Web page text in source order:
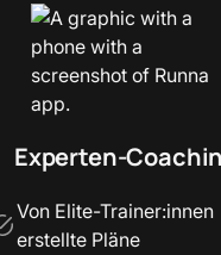
Experten-
Von Elite-Trainer:innen
erstellte Pläne